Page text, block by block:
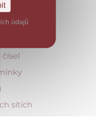
sítích
údajů